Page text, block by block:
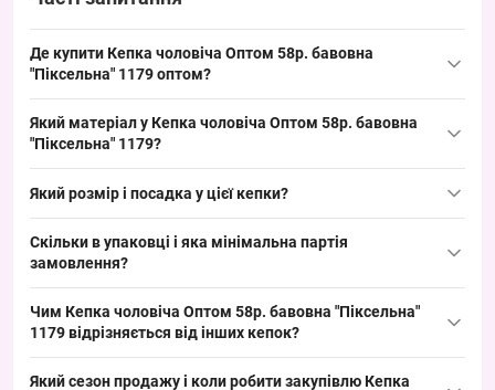
Де купити Кепка чоловіча Оптом 58р. бавовна
"Піксельна" 1179 оптом?
можна упаковкою з Одеси 7КМ; це ходовий літній фасон, який
чоловічі кепки
Який матеріал у Кепка чоловіча Оптом 58р. бавовна
"Піксельна" 1179?
матеріал, що підходить для літнього сезону. Така тканина
покупців, які шукають базовий асортимент головних уборів.
Який розмір і посадка у цієї кепки?
чоловіків як стандартний фіксований розмір; посадка класична
торгівлю та підрахунок розміру при закупівлі.
Скільки в упаковці і яка мінімальна партія
замовлення?
мінімальне замовлення — упаковкою. Така фасовка зручна для
асортимент під сезон.
Чим Кепка чоловіча Оптом 58р. бавовна "Піксельна"
1179 відрізняється від інших кепок?
Який сезон продажу і коли робити закупівлю Кепка